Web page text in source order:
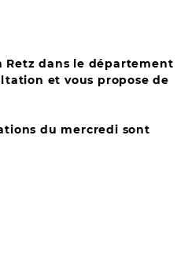
Retz dans le département
et vous propose de
du mercredi sont